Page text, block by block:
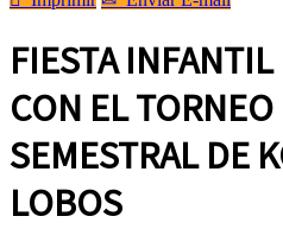
FIESTA
CON EL
SEMESTRAL DE
LOBOS